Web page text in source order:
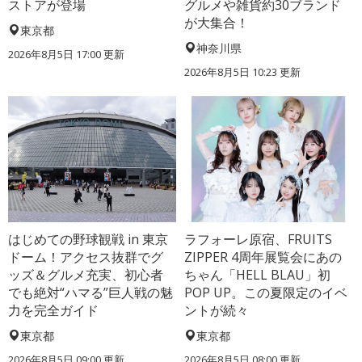
ストアが登場
東京都
2026年8月5日 17:00更新
グルメや雑貨約30ブランド
が大集合！
神奈川県
2026年8月5日 10:23 更新
はじめての野球観戦 in 東京
ドーム！アクセス抜群でグ
ッズ＆グルメ充実、初心者
でも絶対“ハマる”巨人戦の魅
力を完全ガイド
東京都
ラフォーレ原宿、FRUITS
ZIPPER 4周年展覧会にあの
ちゃん「HELL BLAU」初
POP UP。この夏限定のイベ
ントが続々
東京都